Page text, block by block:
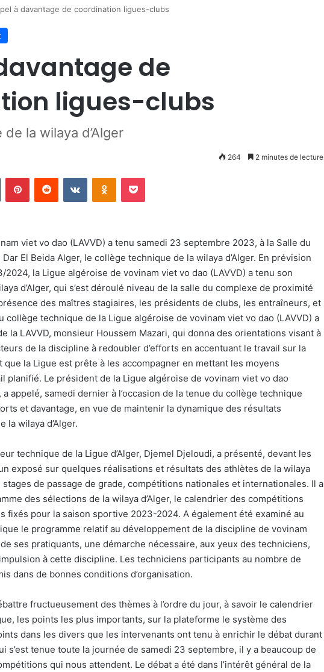
à davantage de coordination ligues-clubs
de
ligues-clubs
la wilaya d’Alger
264 2 minutes de lecture
Tumblr PinterestReddit VKontakteOdnoklassniki
Pocket
viet vo dao (LAVVD) a tenu samedi 23 septembre 2023, à la Salle du
El Beida Alger, le collège technique de la wilaya d’Alger. En prévision
la Ligue algéroise de vovinam viet vo dao (LAVVD) a tenu son
d’Alger, qui s’est déroulé niveau de la salle du complexe de proximité
des maîtres stagiaires, les présidents de clubs, les entraîneurs, et
collège technique de la Ligue algéroise de vovinam viet vo dao (LAVVD) a
la LAVVD, monsieur Houssem Mazari, qui donna des orientations visant à
de la discipline à redoubler d’efforts en accentuant le travail sur la
la Ligue est prête à les accompagner en mettant les moyens
planifié. Le président de la Ligue algéroise de vovinam viet vo dao
a appelé, samedi dernier à l’occasion de la tenue du collège technique
et davantage, en vue de maintenir la dynamique des résultats
la wilaya d’Alger.
technique de la Ligue d’Alger, Djemel Djeloudi, a présenté, devant les
exposé sur quelques réalisations et résultats des athlètes de la wilaya
stages de passage de grade, compétitions nationales et internationales. Il a
des sélections de la wilaya d’Alger, le calendrier des compétitions
fixés pour la saison sportive 2023-2024. A également été examiné au
le programme relatif au développement de la discipline de vovinam
ses pratiquants, une démarche nécessaire, aux yeux des techniciens,
à cette discipline. Les techniciens participants au nombre de
dans de bonnes conditions d’organisation.
fructueusement des thèmes à l’ordre du jour, à savoir le calendrier
les points les plus importants, sur la plateforme le système des
dans les divers que les intervenants ont tenu à enrichir le débat durant
s’est tenue toute la journée de samedi 23 septembre, il y a beaucoup de
qui nous attendent. Le débat a été dans l’intérêt général de la